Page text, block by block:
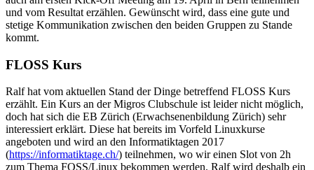
und vom Resultat erzählen. Gewünscht wird, dass eine gute und
stetige Kommunikation zwischen den beiden Gruppen zu Stande
kommt.
FLOSS Kurs
Ralf hat vom aktuellen Stand der Dinge betreffend FLOSS Kurs
erzählt. Ein Kurs an der Migros Clubschule ist leider nicht möglich,
doch hat sich die EB Zürich (Erwachsenenbildung Zürich) sehr
interessiert erklärt. Diese hat bereits im Vorfeld Linuxkurse
angeboten und wird an den Informatiktagen 2017
(https://informatiktage.ch/) teilnehmen, wo wir einen Slot von 2h
zum Thema FOSS/Linux bekommen werden. Ralf wird deshalb ein